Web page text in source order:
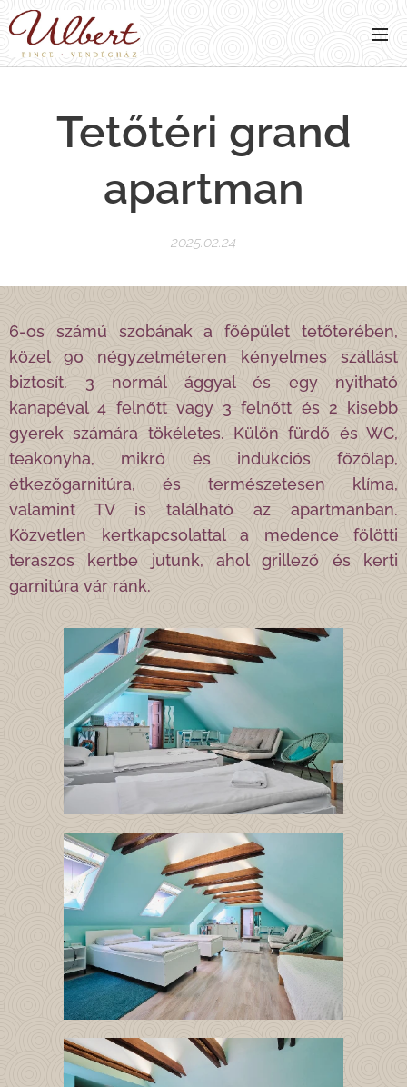
Tetőtéri grand
apartman
2025.02.24
6-os számú szobának a főépület tetőterében,
közel 90 négyzetméteren kényelmes szállást
biztosít. 3 normál ággyal és egy nyitható
kanapéval 4 felnőtt vagy 3 felnőtt és 2 kisebb
gyerek számára tökéletes. Külön fürdő és WC,
teakonyha, mikró és indukciós főzőlap,
étkezőgarnitúra, és természetesen klíma,
valamint TV is található az apartmanban.
Közvetlen kertkapcsolattal a medence fölötti
teraszos kertbe jutunk, ahol grillező és kerti
garnitúra vár ránk.